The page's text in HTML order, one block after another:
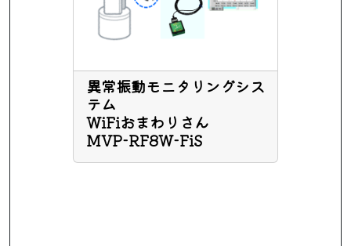
異常振動モニタリングシス
テム
WiFiおまわりさん
MVP-RF8W-FiS